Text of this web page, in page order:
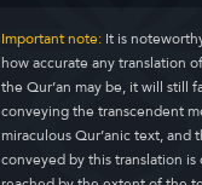
Important note:It is
how accurate any translation
the Qur’an may be, it will still
conveying the transcendent
miraculous Qur’anic text, and
conveyed by this translation